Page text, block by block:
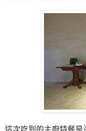
這次吃到的主廚特餐是